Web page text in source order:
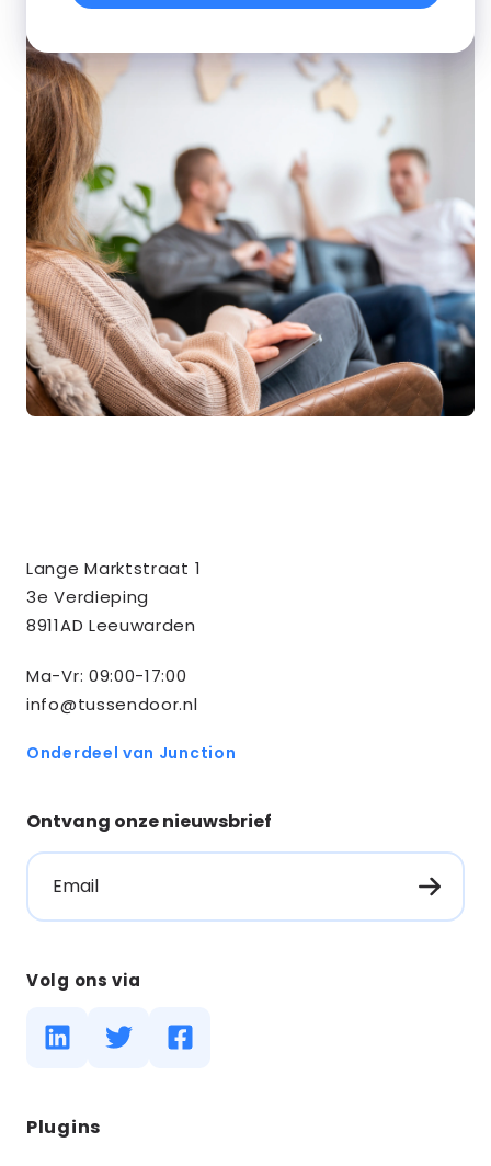
informatie
Lange Marktstraat 1
3e Verdieping
8911AD Leeuwarden
Ma-Vr: 09:00-17:00
info@tussendoor.nl
Onderdeel van Junction
Ontvang onze nieuwsbrief
Email
Volg ons via
Diensten
Plugins